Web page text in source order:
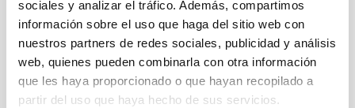
sociales y analizar el tráfico. Además, compartimos
información sobre el uso que haga del sitio web con
nuestros partners de redes sociales, publicidad y análisis
web, quienes pueden combinarla con otra información
que les haya proporcionado o que hayan recopilado a
partir del uso que haya hecho de sus servicios.
PS-2023-088 BASES CONVOCATORIA
ANEXO III SOLICITUD